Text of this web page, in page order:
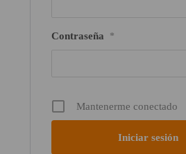
Contraseña *
Mantenerme conectado